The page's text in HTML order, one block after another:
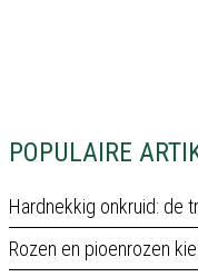
POPULAIRE
Hardnekkig onkruid: de
Rozen en pioenrozen